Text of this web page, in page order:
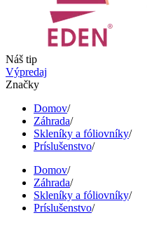
Náš tip
Výpredaj
Značky
Domov/
Záhrada/
Skleníky a fóliovníky/
Príslušenstvo/
Domov/
Záhrada/
Skleníky a fóliovníky/
Príslušenstvo/